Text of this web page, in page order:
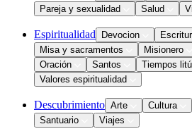
Pareja y sexualidad
Salud
Espiritualidad Devocion
Misa y sacramentos
Misionero
Oración
Santos
Tiempos
Valores espiritualidad
Descubrimiento Arte Cultura
Santuario
Viajes